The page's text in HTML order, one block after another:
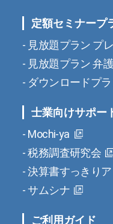
定額セミナープ
見放題プラン プ
見放題プラン 弁
ダウンロードプ
士業向けサポー
Mochi-ya
税務調査研究会
決算書すっきり
サムシナ
ご利用ガイド